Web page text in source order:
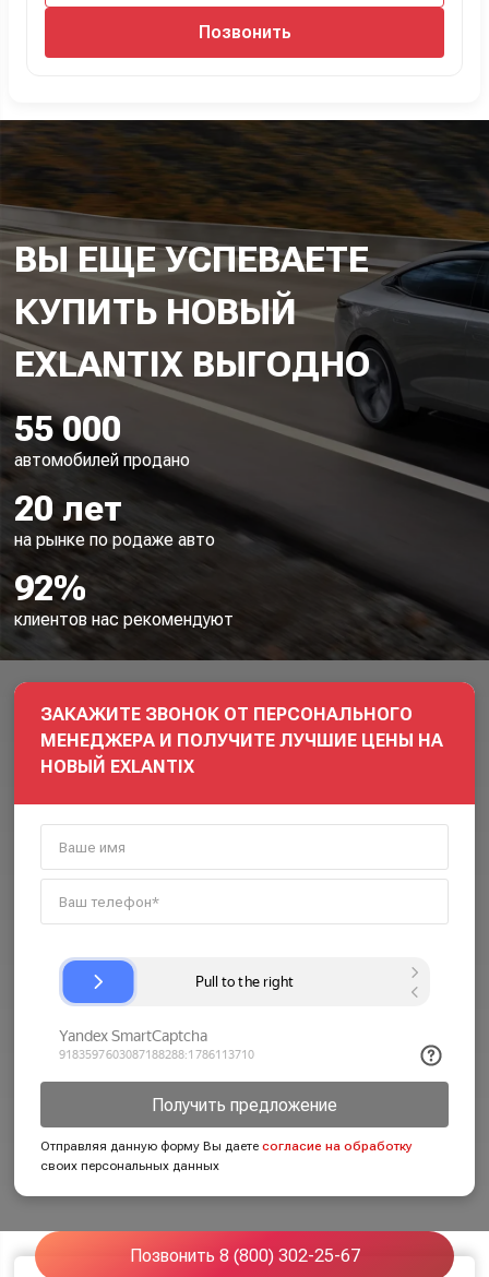
Позвонить
ЗАКАЖИТЕ ЗВОНОК ОТ ПЕРСОНАЛЬНОГО
МЕНЕДЖЕРА И ПОЛУЧИТЕ ЛУЧШИЕ ЦЕНЫ НА
НОВЫЙ EXLANTIX
Получить предложение
Отправляя данную форму Вы даетесогласие на обработку
своих персональных данных
ВЫ ЕЩЕ УСПЕВАЕТЕ
КУПИТЬ НОВЫЙ
EXLANTIX ВЫГОДНО
55 000
автомобилей продано
20 лет
на рынке по родаже авто
92%
клиентов нас рекомендуют
Позвонить 8 (800) 302-25-67